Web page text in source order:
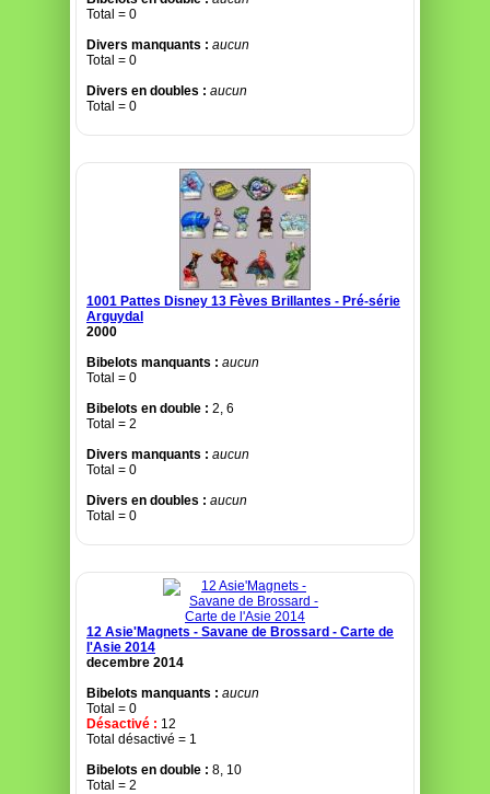
Total = 0
Divers manquants : aucun
Total = 0
Divers en doubles : aucun
Total = 0
1001 Pattes Disney 13 Fèves Brillantes - Pré-série
Arguydal
2000
Bibelots manquants : aucun
Total = 0
Bibelots en double : 2, 6
Total = 2
Divers manquants : aucun
Total = 0
Divers en doubles : aucun
Total = 0
12 Asie'Magnets - Savane de Brossard - Carte de
l'Asie 2014
decembre 2014
Bibelots manquants : aucun
Total = 0
Désactivé : 12
Total désactivé = 1
Bibelots en double : 8, 10
Total = 2